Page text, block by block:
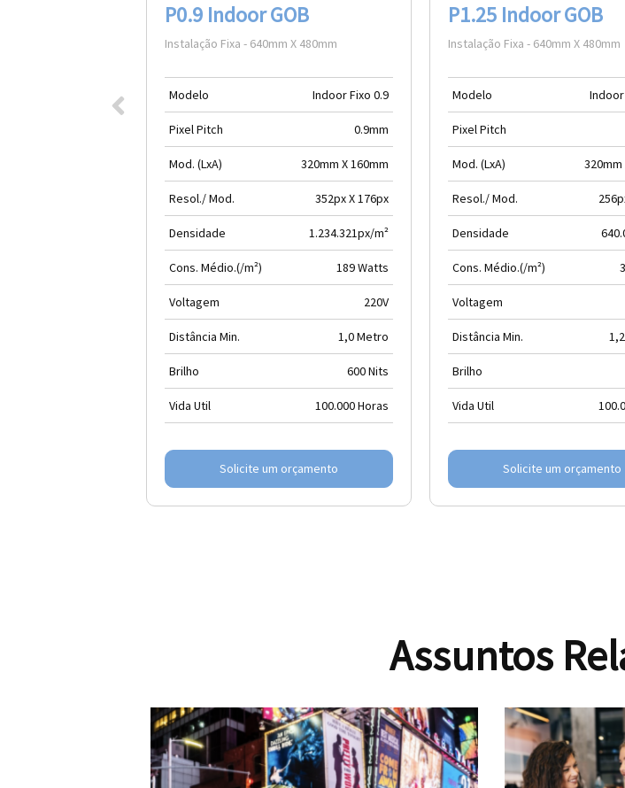
P0.9 Indoor GOB
Instalação Fixa - 640mm X 480mm
Modelo Indoor Fixo 0.9
Pixel Pitch 0.9mm
Mod. (LxA) 320mm X 160mm
Resol./ Mod. 352px X 176px
Densidade 1.234.321px/m²
Cons. Médio.(/m²) 189 Watts
Voltagem 220V
Distância Min. 1,0 Metro
Brilho 600 Nits
Vida Util 100.000 Horas
Solicite um orçamento
P1.25 Indoor GOB
Instalação Fixa - 640mm X 480mm
Modelo Indoor
Pixel Pitch
Mod. (LxA) 320mm
Resol./ Mod.
Densidade
Cons. Médio.(/m²)
Voltagem
Distância Min.
Brilho
Vida Util
Solicite um orçamento
Assuntos